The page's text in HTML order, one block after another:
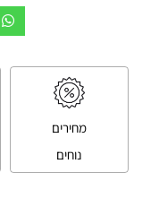
מחירים
נוחים